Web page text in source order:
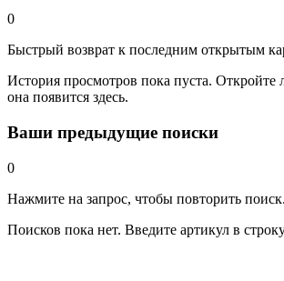
0
Быстрый возврат к последним открытым
История просмотров пока пуста. Откройте
она появится здесь.
Ваши предыдущие поиски
0
Нажмите на запрос, чтобы повторить поиск.
Поисков пока нет. Введите артикул в